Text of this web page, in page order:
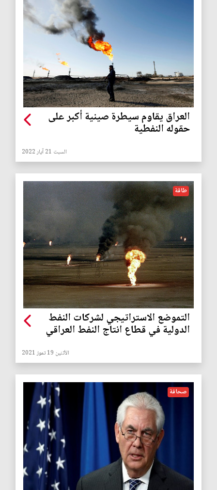
العراق يقاوم سيطرة صينية أكبر على
حقوله النفطية
السبت 21 آيار 2022
طاقة
التموضع الاستراتيجي لشركات النفط
الدولية في قطاع انتاج النفط العراقي
الأثنين 19 تموز 2021
صحافة